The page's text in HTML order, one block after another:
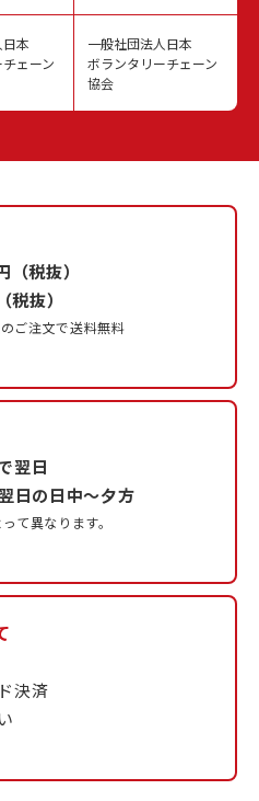
本
ェーン
一般社団法人日本
ボランタリーチェーン
協会
（税抜）
税抜）
ご注文で送料無料
翌日
日の日中〜夕方
て異なります。
決済